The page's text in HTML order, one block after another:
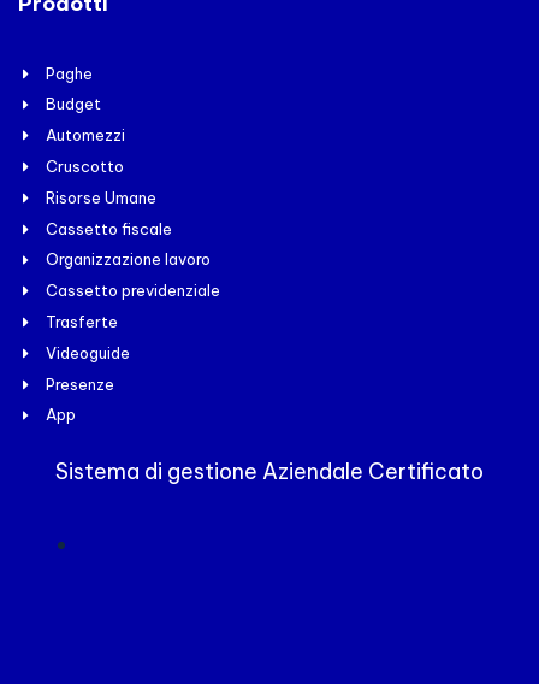
Paghe
Budget
Automezzi
Cruscotto
Risorse Umane
Cassetto fiscale
Organizzazione lavoro
Cassetto previdenziale
Trasferte
Videoguide
Presenze
App
Sistema di gestione Aziendale Certificato